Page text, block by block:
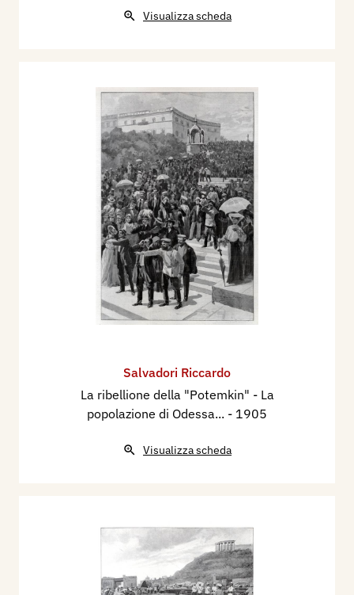
Visualizza scheda
Salvadori Riccardo
La ribellione della "Potemkin" - La
popolazione di Odessa... - 1905
Visualizza scheda